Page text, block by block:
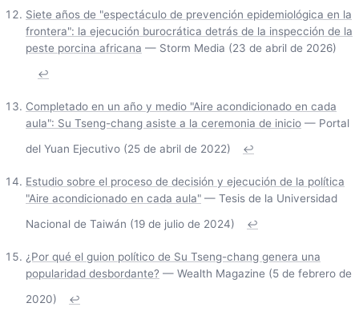
Siete años de "espectáculo de prevención epidemiológica en la
frontera": la ejecución burocrática detrás de la inspección de la
peste porcina africana — Storm Media (23 de abril de 2026)
↩
Completado en un año y medio "Aire acondicionado en cada
aula": Su Tseng-chang asiste a la ceremonia de inicio — Portal
del Yuan Ejecutivo (25 de abril de 2022)
↩
Estudio sobre el proceso de decisión y ejecución de la política
"Aire acondicionado en cada aula" — Tesis de la Universidad
Nacional de Taiwán (19 de julio de 2024)
↩
¿Por qué el guion político de Su Tseng-chang genera una
popularidad desbordante? — Wealth Magazine (5 de febrero de
2020)
↩